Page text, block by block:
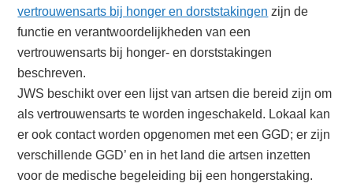
vertrouwensarts bij honger en dorststakingen zijn de
functie en verantwoordelijkheden van een
vertrouwensarts bij honger- en dorststakingen
beschreven.
JWS beschikt over een lijst van artsen die bereid zijn om
als vertrouwensarts te worden ingeschakeld. Lokaal kan
er ook contact worden opgenomen met een GGD; er zijn
verschillende GGD’ en in het land die artsen inzetten
voor de medische begeleiding bij een hongerstaking.